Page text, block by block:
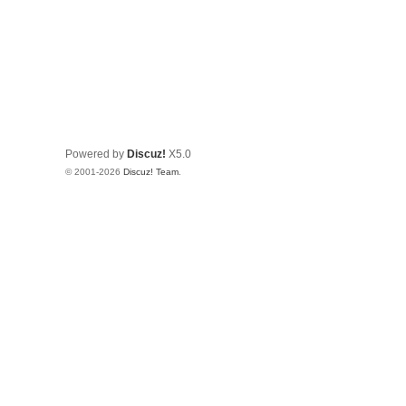
Powered by Discuz! X5.0
© 2001-2026 Discuz! Team